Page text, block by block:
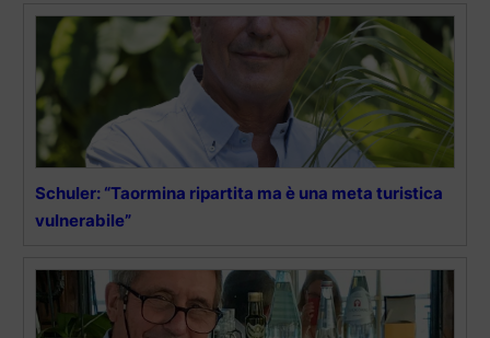
Schuler: “Taormina ripartita ma è una meta turistica
vulnerabile”